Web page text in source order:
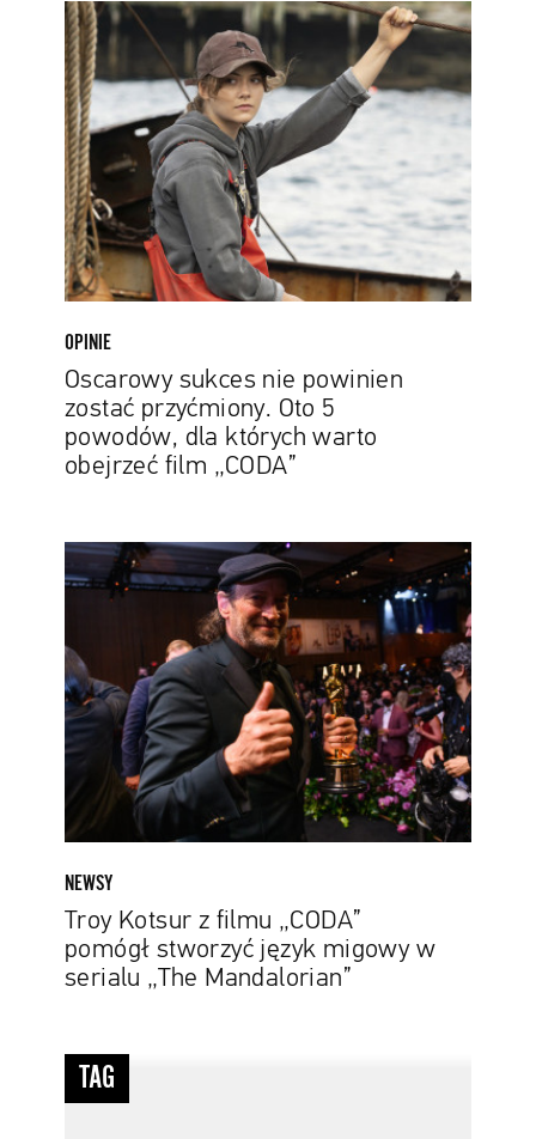
Oscarowy
sukces
nie
powinien
zostać
przyćmiony.
Oto
5
powodów,
dla
których
warto
film
„CODA”
OPINIE
Oscarowy sukces nie powinien
zostać przyćmiony. Oto 5
powodów, dla których warto
obejrzeć film „CODA”
Troy
Kotsur
filmu
„CODA”
pomógł
stworzyć
język
serialu
„The
NEWSY
Troy Kotsur z filmu „CODA”
pomógł stworzyć język migowy w
serialu „The Mandalorian”
#płyta
TAG